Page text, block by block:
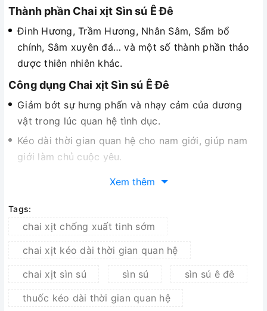
Thành phần Chai xịt Sìn sú Ê Đê
Đinh Hương, Trầm Hương, Nhân Sâm, Sẩm bổ
chính, Sâm xuyên đá… và một số thành phần thảo
dược thiên nhiên khác.
Công dụng Chai xịt Sìn sú Ê Đê
Giảm bớt sự hưng phấn và nhạy cảm của dương
vật trong lúc quan hệ tình dục.
Kéo dài thời gian quan hệ cho nam giới, giúp nam
giới làm chủ cuộc yêu.
Gây tê tạm thời giúp kiểm soát tình trạng yếu sinh
Giúp các quý ông tận hưởng những cảm xúc thăng
hoa cùng người phụ nữ mình yêu thương.
An toàn không gây ức chế lưu thông máu như các
Nam giới từ 18 tuổi trở lên
Xem thêm
Tags:
chai xịt chống xuất tinh sớm
chai xịt kéo dài thời gian quan hệ
chai xịt sìn sú
sìn sú
sìn sú ê đê
thuốc kéo dài thời gian quan hệ